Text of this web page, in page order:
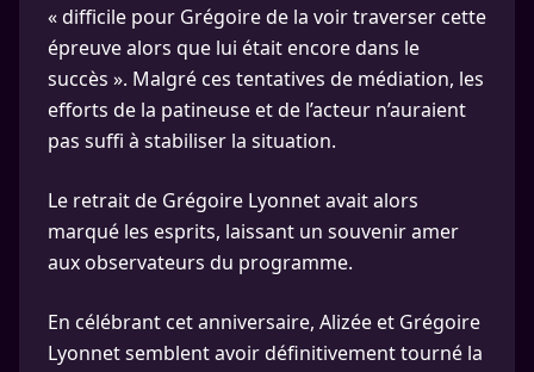
« difficile pour Grégoire de la voir traverser cette
épreuve alors que lui était encore dans le
succès ». Malgré ces tentatives de médiation, les
efforts de la patineuse et de l’acteur n’auraient
pas suffi à stabiliser la situation.
Le retrait de Grégoire Lyonnet avait alors
marqué les esprits, laissant un souvenir amer
aux observateurs du programme.
En célébrant cet anniversaire, Alizée et Grégoire
Lyonnet semblent avoir définitivement tourné la